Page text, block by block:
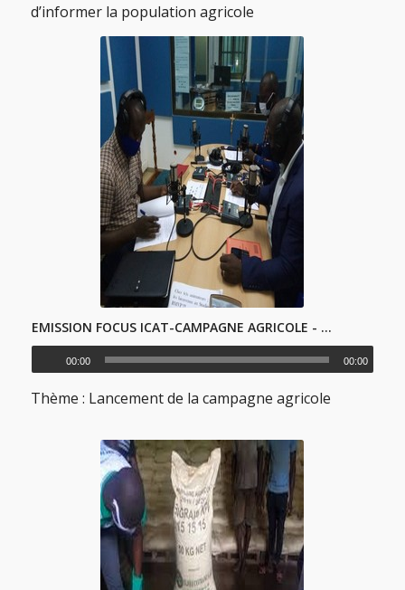
d’informer la population agricole
EMISSION FOCUS ICAT-CAMPAGNE AGRICOLE - FR
00:00 00:00
Thème : Lancement de la campagne agricole